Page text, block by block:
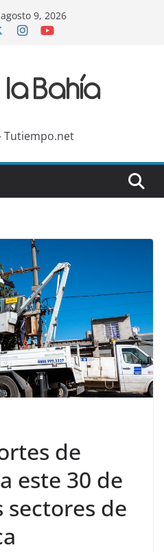
9, 2026
Tutiempo.net
de
este 30 de
de